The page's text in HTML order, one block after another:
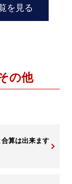
を見る
の他
算は出来ます